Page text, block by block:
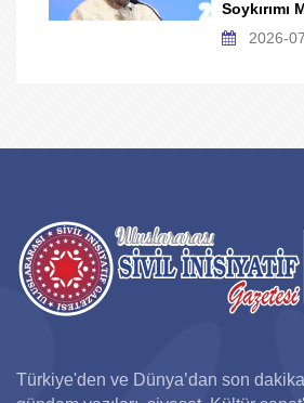
Soykırımı
2026-
Türkiye'den ve Dünya’dan son